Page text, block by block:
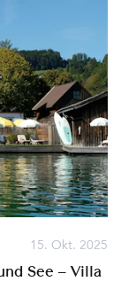
15. Okt. 2025
See – Villa